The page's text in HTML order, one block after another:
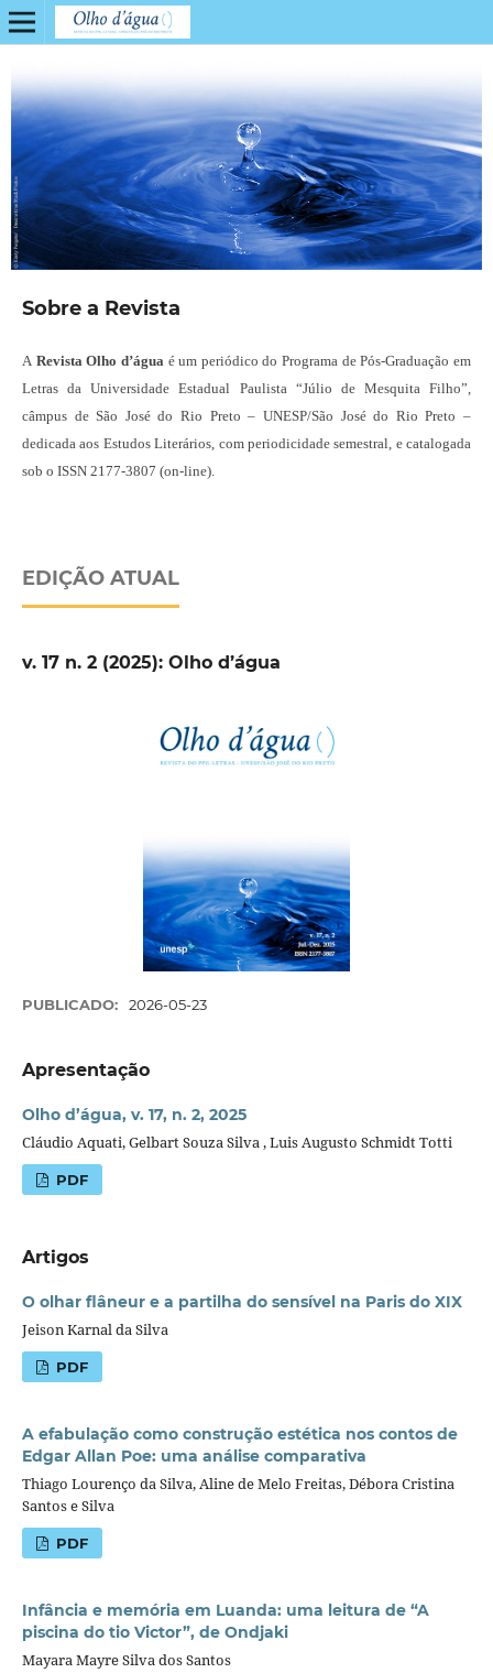
Sobre a Revista
A Revista Olho d’águaé um periódico do Programa de Pós-Graduação em
Letras da Universidade Estadual Paulista “Júlio de Mesquita Filho”,
câmpus de São José do Rio Preto – UNESP/São José do Rio Preto –
dedicada aos Estudos Literários, com periodicidade semestral, e catalogada
sob o ISSN 2177-3807 (on-line).
EDIÇÃO ATUAL
v. 17 n. 2 (2025): Olho d’água
PUBLICADO: 2026-05-23
Apresentação
Olho d’água, v. 17, n. 2, 2025
Cláudio Aquati, Gelbart Souza Silva , Luis Augusto Schmidt Totti
PDF
Artigos
O olhar flâneur e a partilha do sensível na Paris do XIX
Jeison Karnal da Silva
PDF
A efabulação como construção estética nos contos de
Edgar Allan Poe: uma análise comparativa
Thiago Lourenço da Silva, Aline de Melo Freitas, Débora Cristina
Santos e Silva
PDF
Infância e memória em Luanda: uma leitura de “A
piscina do tio Victor”, de Ondjaki
Mayara Mayre Silva dos Santos